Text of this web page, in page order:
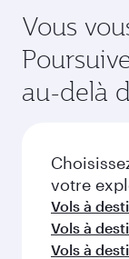
en Classe
disponibles
par nos
du vol au
meilleurs
tarifs
la
Vous
au-delà
votre
Vols à
Vols à
Vols à